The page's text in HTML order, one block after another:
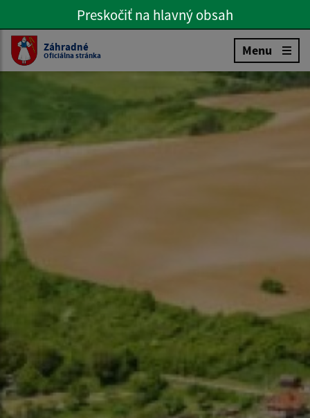
Preskočiť na hlavné menu
Preskočiť na hlavný obsah
Slovenčina
Záhradné
Oficiálna stránka Menu